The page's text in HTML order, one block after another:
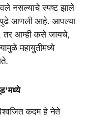
नसल्याचे स्पष्ट झाले
पुढे आणली आहे. आपल्या
तर आम्ही कसे जायचे,
महायुतीमध्ये
कदम हे नेते